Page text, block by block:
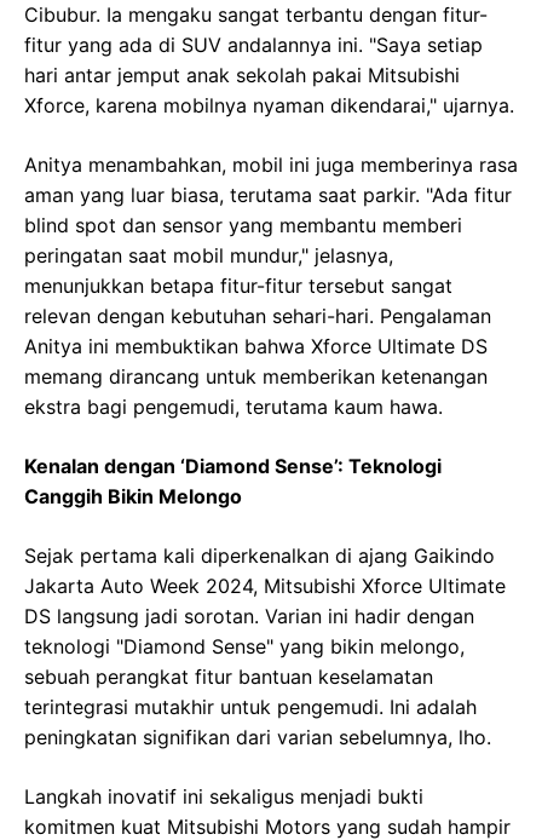
Cibubur. Ia mengaku sangat terbantu dengan fitur-
fitur yang ada di SUV andalannya ini. "Saya setiap
hari antar jemput anak sekolah pakai Mitsubishi
Xforce, karena mobilnya nyaman dikendarai," ujarnya.
Anitya menambahkan, mobil ini juga memberinya rasa
aman yang luar biasa, terutama saat parkir. "Ada fitur
blind spot dan sensor yang membantu memberi
peringatan saat mobil mundur," jelasnya,
menunjukkan betapa fitur-fitur tersebut sangat
relevan dengan kebutuhan sehari-hari. Pengalaman
Anitya ini membuktikan bahwa Xforce Ultimate DS
memang dirancang untuk memberikan ketenangan
ekstra bagi pengemudi, terutama kaum hawa.
Kenalan dengan ‘Diamond Sense’: Teknologi
Canggih Bikin Melongo
Sejak pertama kali diperkenalkan di ajang Gaikindo
Jakarta Auto Week 2024, Mitsubishi Xforce Ultimate
DS langsung jadi sorotan. Varian ini hadir dengan
teknologi "Diamond Sense" yang bikin melongo,
sebuah perangkat fitur bantuan keselamatan
terintegrasi mutakhir untuk pengemudi. Ini adalah
peningkatan signifikan dari varian sebelumnya, lho.
Langkah inovatif ini sekaligus menjadi bukti
komitmen kuat Mitsubishi Motors yang sudah hampir